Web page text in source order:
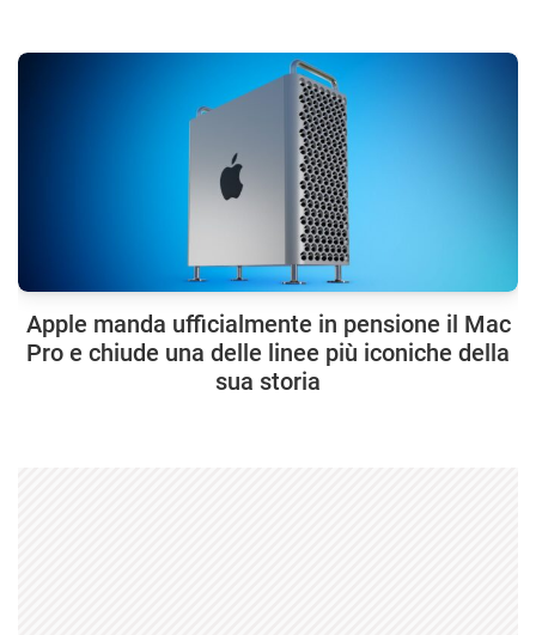
Apple manda ufficialmente in pensione il Mac
Pro e chiude una delle linee più iconiche della
sua storia